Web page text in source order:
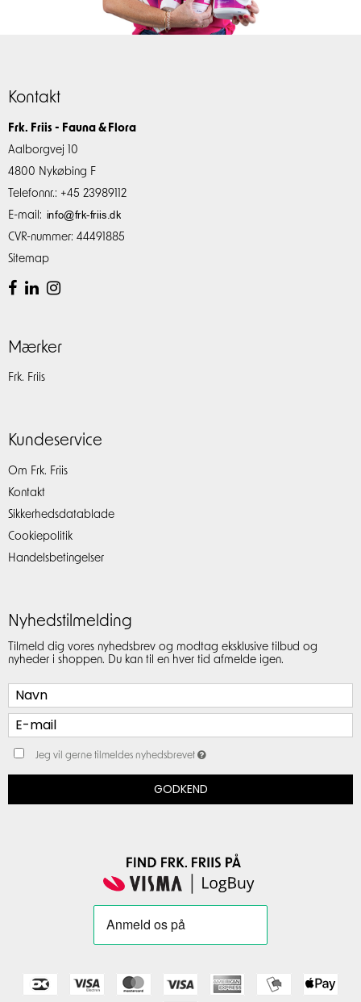
Kontakt
Frk. Friis - Fauna & Flora
Aalborgvej 10
4800 Nykøbing F
Telefonnr.: +45 23989112
E-mail :
CVR-nummer: 44491885
Sitemap
Mærker
Frk. Friis
Kundeservice
Om Frk. Friis
Kontakt
Sikkerhedsdatablade
Cookiepolitik
Handelsbetingelser
Nyhedstilmelding
Tilmeld dig vores nyhedsbrev og modtag eksklusive tilbud og
nyheder i shoppen. Du kan til en hver tid afmelde igen.
Jeg vil gerne tilmeldes nyhedsbrevet
GODKEND